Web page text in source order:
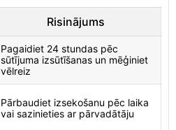
Risinājums
Pagaidiet 24 stundas pēc
sūtījuma izsūtīšanas un mēģiniet
vēlreiz
Pārbaudiet izsekošanu pēc laika
vai sazinieties ar pārvadātāju